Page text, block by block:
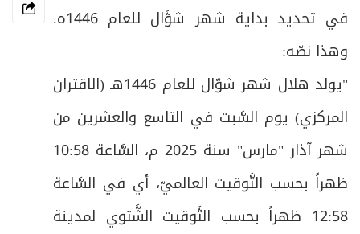
في تحديد بداية شهر شوَّال للعام 1446ه.
وهذا نصّه:
"يولد هلال شهر شوّال للعام 1446هـ (الاقتران
المركزي) يوم السَّبت في التاسع والعشرين من
شهر آذار "مارس" سنة 2025 م، السَّاعة 10:58
ظهراً بحسب التَّوقيت العالميّ، أي في السَّاعة
12:58 ظهراً بحسب التَّوقيت الشَّتوي لمدينة